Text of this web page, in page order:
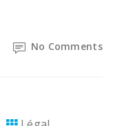
No Comments